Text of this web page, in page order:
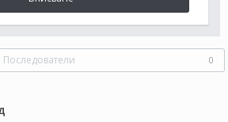
Последователи 0